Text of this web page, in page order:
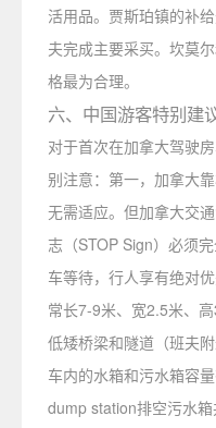
活用品。贾斯珀镇的补
夫完成主要采买。坎莫
格最为合理。
六、中国游客特别建
对于首次在加拿大驾驶
别注意：第一，加拿大
无需适应。但加拿大交
志（STOP Sign）必须
车等待，行人享有绝对
常长7-9米、宽2.5米、
低矮桥梁和隧道（班夫
车内的水箱和污水箱容
dump station排空污水